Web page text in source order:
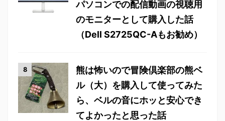
パソコンでの配信動画の視聴用
のモニターとして購入した話
（Dell S2725QC-Aもお勧め）
熊は怖いので冒険倶楽部の熊ベ
ル（大）を購入して使ってみた
ら、ベルの音にホッと安心でき
てよかったと思った話